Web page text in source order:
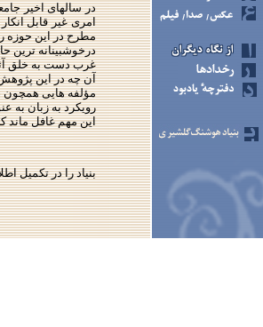
در سالهای اخیر
امری غیر قابل
مطرح در این حوزه
درخوشبینانه ترین
غرب دست به خلق
آن چه در این
مؤلفه هایی همچون
رویکرد به زبان به
این مهم غافل
بنياد را در تكميل